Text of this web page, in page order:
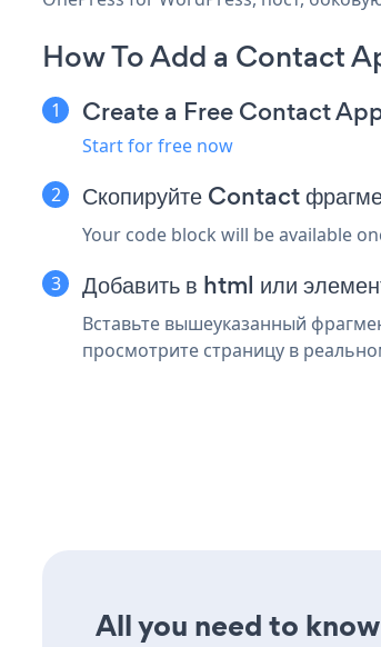
How To Add a Contact
Create a Free Contact
Start for free now
Скопируйте Contact
Your code block will be available
Добавить в html или
Вставьте вышеуказанный
просмотрите страницу в
All you need to